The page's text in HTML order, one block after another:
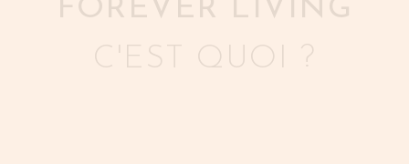
FOREVER LIVING
C'EST QUOI ?